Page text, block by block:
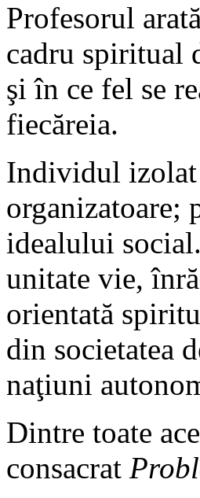
Profesorul
cadru spiritual
şi în ce fel se
fiecăreia.
Individul izolat
organizatoare;
idealului
unitate vie,
orientată
din societatea
naţiuni
Dintre toate
consacrat